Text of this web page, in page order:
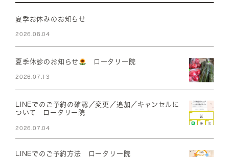
夏季お休みのお知らせ
2026.08.04
夏季休診のお知らせ ロータリー院
2026.07.13
LINEでのご予約の確認／変更／追加／キャンセルに
ついて ロータリー院
2026.07.04
LINEでのご予約方法 ロータリー院